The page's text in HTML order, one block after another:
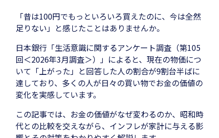
「昔は100円でもっといろいろ買えたのに、今は全然
足りない」と感じたことはありませんか。
日本銀行「生活意識に関するアンケート調査（第105
回＜2026年3月調査＞）」によると、現在の物価につ
いて「上がった」と回答した人の割合が9割台半ばに
達しており、多くの人が日々の買い物でお金の価値の
変化を実感しています。
この記事では、お金の価値がなぜ変わるのか、昭和時
代との比較を交えながら、インフレが家計に与える影